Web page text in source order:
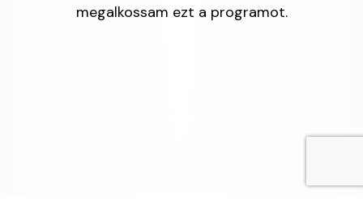
megalkossam ezt a programot.